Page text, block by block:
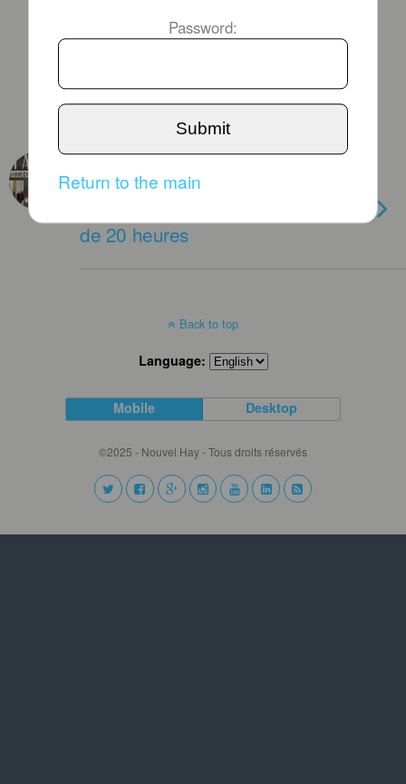
JANUARY 20TH, 2016
Dîner-spectacle au Show-Biz le
de 20 heures
Back to top
Language:
Mobile Desktop
©2025 - Nouvel Hay - Tous droits réservés
Password:
Submit
Return to the main